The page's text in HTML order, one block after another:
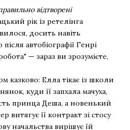
відтворені
рік із ретелінга
досить навіть
автобіографії Генрі
— зараз ви зрозумієте,
казково: Елла тікає із школи
куди її запхала мачуха,
принца Деша, а новенький
її контракт зі стосу
начальства вирішує їй